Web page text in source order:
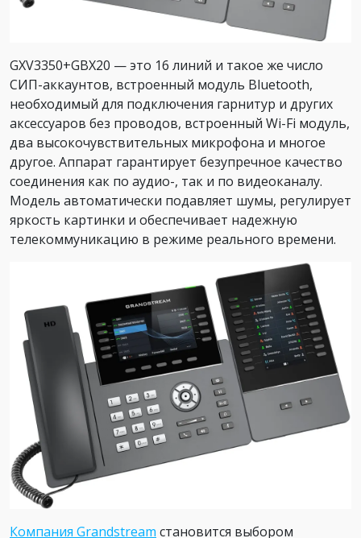
GXV3350+GBX20 — это 16 линий и такое же число
СИП-аккаунтов, встроенный модуль Bluetooth,
необходимый для подключения гарнитур и других
аксессуаров без проводов, встроенный Wi-Fi модуль,
два высокочувствительных микрофона и многое
другое. Аппарат гарантирует безупречное качество
соединения как по аудио-, так и по видеоканалу.
Модель автоматически подавляет шумы, регулирует
яркость картинки и обеспечивает надежную
телекоммуникацию в режиме реального времени.
Компания Grandstream становится выбором